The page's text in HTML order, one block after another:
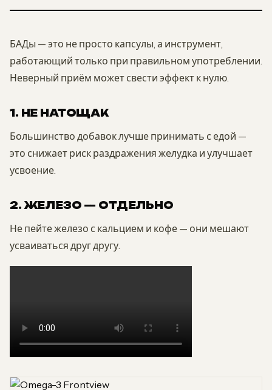
БАДы — это не просто капсулы, а инструмент,
работающий только при правильном употреблении.
Неверный приём может свести эффект к нулю.
1. НЕ НАТОЩАК
Большинство добавок лучше принимать с едой —
это снижает риск раздражения желудка и улучшает
усвоение.
2. ЖЕЛЕЗО — ОТДЕЛЬНО
Не пейте железо с кальцием и кофе — они мешают
усваиваться друг другу.